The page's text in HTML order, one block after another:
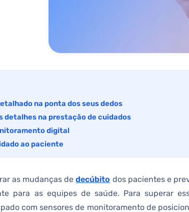
na ponta dos seus dedos
detalhes na prestação de cuidados
digital
ao paciente
as mudanças dedecúbito dos pacientes e
para as equipes de saúde. Para superar
com sensores de monitoramento de